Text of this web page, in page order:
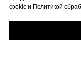
cookie и Политикой